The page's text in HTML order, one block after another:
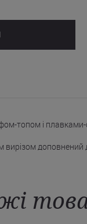
топом і
вирізом
підтримки та
на регульованих